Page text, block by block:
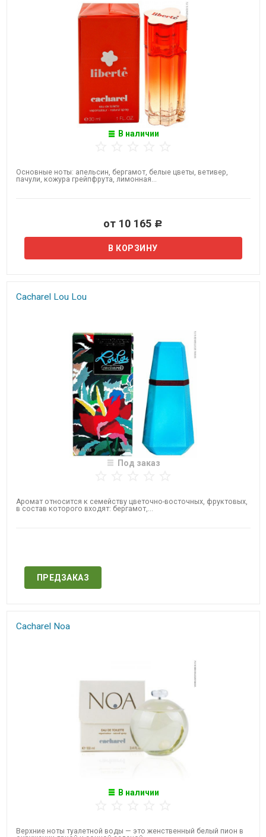
В наличии
Основные ноты: апельсин, бергамот, белые цветы, ветивер,
пачули, кожура грейпфрута, лимонная...
от 10 165 Р
Cacharel Lou Lou
Под заказ
Аромат относится к семейству цветочно-восточных, фруктовых,
в состав которого входят: бергамот,...
ПРЕДЗАКАЗ
Cacharel Noa
В наличии
Верхние ноты туалетной воды — это женственный белый пион в